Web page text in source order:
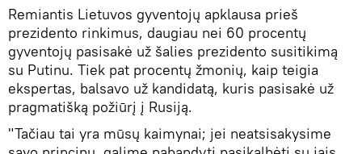
Remiantis Lietuvos gyventojų apklausa prieš
prezidento rinkimus, daugiau nei 60 procentų
gyventojų pasisakė už šalies prezidento susitikimą
su Putinu. Tiek pat procentų žmonių, kaip teigia
ekspertas, balsavo už kandidatą, kuris pasisakė už
pragmatišką požiūrį į Rusiją.
"Tačiau tai yra mūsų kaimynai; jei neatsisakysime